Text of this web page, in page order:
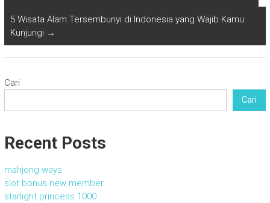
5 Wisata Alam Tersembunyi di Indonesia yang Wajib Kamu
Kunjungi →
Cari
Cari
Recent Posts
mahjong ways
slot bonus new member
starlight princess 1000